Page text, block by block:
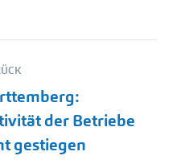
Vorheriger
Beitrag:
der Betriebe
gestiegen